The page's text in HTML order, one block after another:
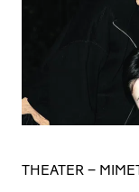
THEATER –